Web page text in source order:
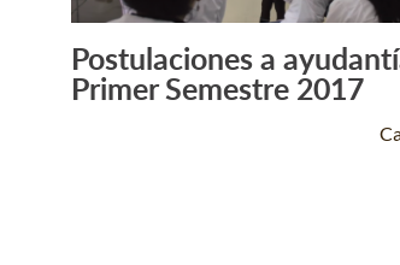
Leer
Postulaciones a
Primer Semestre 2017